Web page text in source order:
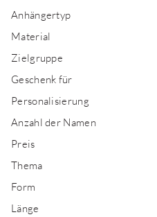
Anhängertyp
Material
Zielgruppe
Geschenk für
Personalisierung
Anzahl der Namen
Preis
Thema
Form
Länge